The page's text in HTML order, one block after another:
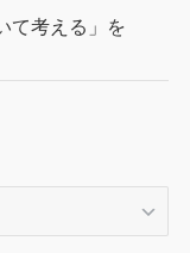
て考える」を